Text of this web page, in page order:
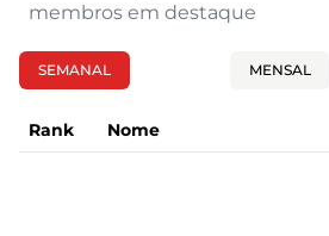
membros em destaque
SEMANAL MENSAL
Rank Nome